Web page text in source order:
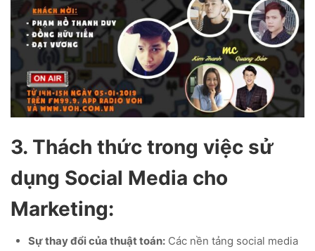
3. Thách thức trong việc sử
dụng Social Media cho
Marketing:
Sự thay đổi của thuật toán: Các nền tảng social media